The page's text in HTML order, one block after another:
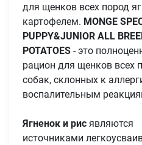
для щенков всех пород
картофелем. MONGE
PUPPY&JUNIOR ALL
POTATOES - это
рацион для щенков всех
собак, склонных к
воспалительным
Ягненок и рис являются
источниками